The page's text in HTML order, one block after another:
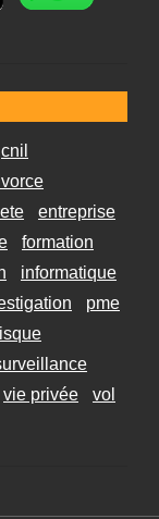
cnil
entreprise
formation
informatique
pme
vie privée
vol